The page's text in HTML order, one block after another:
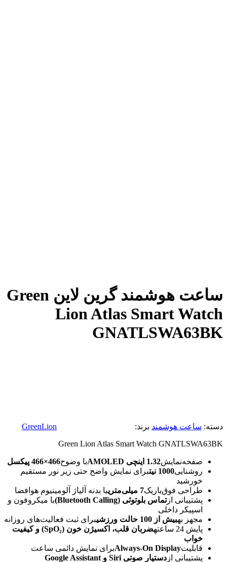
ساعت هوشمند گرین لاین Green
Lion Atlas Smart Watch
GNATLSWA63BK
دسته: ساعت هوشمند برند:
GreenLion
Green Lion Atlas Smart Watch GNATLSWA63BK
صفحه‌نمایش1.32 اینچی AMOLED با وضوح466×466 پیکسل
روشنایی1000 نیت
برای نمایش واضح حتی زیر نور مستقیم
خورشید
طراحی فوق‌باریک7 میلی‌متری
با بدنه آلیاژ آلومینیوم هوافضا
پشتیبانی ازتماس بلوتوثی (Bluetooth Calling)
با میکروفون و
اسپیکر داخلی
مجهز بهبیش از 100 حالت ورزشی
برای ثبت فعالیت‌های روزانه
پایش 24 ساعته
ضربان قلب، اکسیژن خون (SpO₂) و کیفیت
خواب
قابلیتAlways-On Displayبرای نمایش دائمی ساعت
پشتیبانی از دستیار صوتی Siri و Google Assistant